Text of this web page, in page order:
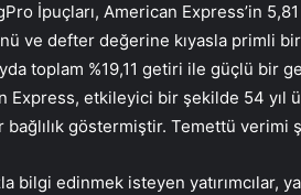
İpuçları, American Express’in
ve defter değerine kıyasla primli
toplam %19,11 getiri ile güçlü bir
Express, etkileyici bir şekilde 54
bağlılık göstermiştir. Temettü verimi
bilgi edinmek isteyen yatırımcılar,